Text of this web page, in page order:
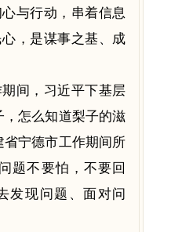
与行动，串着信息
，是谋事之基、成
间，习近平下基层
，怎么知道梨子的滋
宁德市工作期间所
题不要怕，不要回
发现问题、面对问